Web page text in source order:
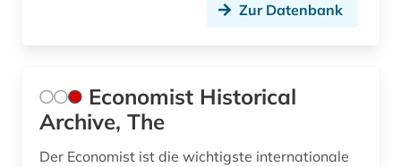
pressedienst (3)
Zur Datenbank
Economist Historical
Archive, The
Der Economist ist die wichtigste internationale